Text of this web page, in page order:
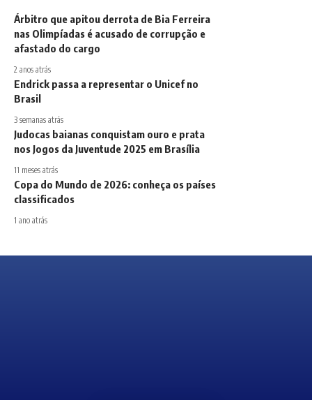
Árbitro que apitou derrota de Bia Ferreira
nas Olimpíadas é acusado de corrupção e
afastado do cargo
2 anos atrás
Endrick passa a representar o Unicef no
Brasil
3 semanas atrás
Judocas baianas conquistam ouro e prata
nos Jogos da Juventude 2025 em Brasília
11 meses atrás
Copa do Mundo de 2026: conheça os países
classificados
1 ano atrás